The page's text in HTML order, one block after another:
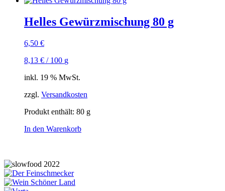
Helles Gewürzmischung 80 g
6,50 €
8,13 € / 100 g
inkl. 19 % MwSt.
zzgl. Versandkosten
Produkt enthält: 80 g
In den Warenkorb